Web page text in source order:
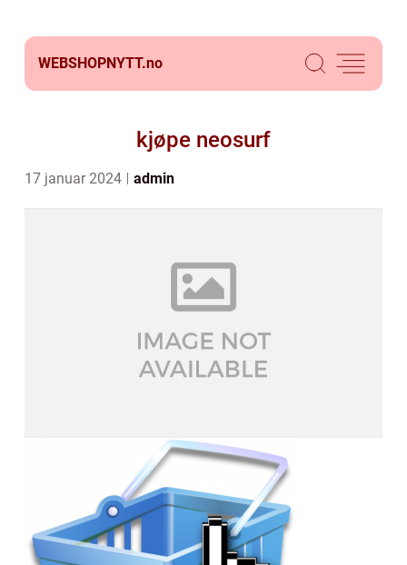
WEBSHOPNYTT.no
kjøpe neosurf
17 januar 2024 admin